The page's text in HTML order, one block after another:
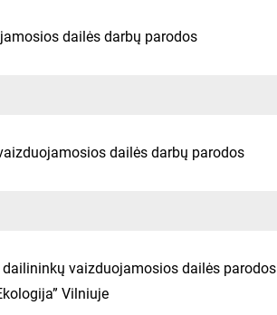
dailės darbų parodos
dailės darbų parodos
vaizduojamosios dailės parodos
Vilniuje